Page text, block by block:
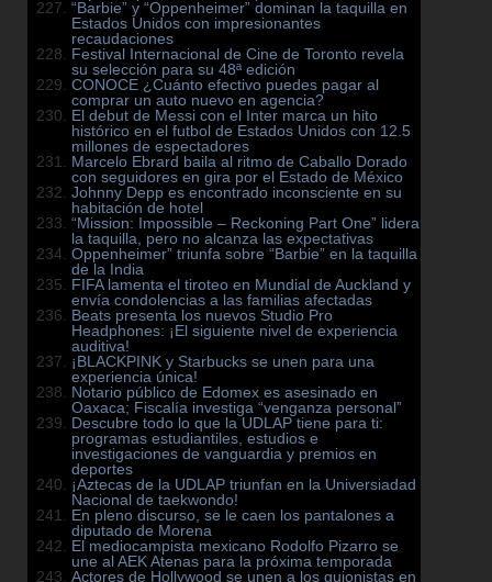
“Barbie” y “Oppenheimer” dominan la taquilla en
Estados Unidos con impresionantes
recaudaciones
Festival Internacional de Cine de Toronto revela
su selección para su 48ª edición
CONOCE ¿Cuánto efectivo puedes pagar al
comprar un auto nuevo en agencia?
El debut de Messi con el Inter marca un hito
histórico en el futbol de Estados Unidos con 12.5
millones de espectadores
Marcelo Ebrard baila al ritmo de Caballo Dorado
con seguidores en gira por el Estado de México
Johnny Depp es encontrado inconsciente en su
habitación de hotel
“Mission: Impossible – Reckoning Part One” lidera
la taquilla, pero no alcanza las expectativas
Oppenheimer” triunfa sobre “Barbie” en la taquilla
de la India
FIFA lamenta el tiroteo en Mundial de Auckland y
envía condolencias a las familias afectadas
Beats presenta los nuevos Studio Pro
Headphones: ¡El siguiente nivel de experiencia
auditiva!
¡BLACKPINK y Starbucks se unen para una
experiencia única!
Notario público de Edomex es asesinado en
Oaxaca; Fiscalía investiga “venganza personal”
Descubre todo lo que la UDLAP tiene para ti:
programas estudiantiles, estudios e
investigaciones de vanguardia y premios en
deportes
¡Aztecas de la UDLAP triunfan en la Universiadad
Nacional de taekwondo!
En pleno discurso, se le caen los pantalones a
diputado de Morena
El mediocampista mexicano Rodolfo Pizarro se
une al AEK Atenas para la próxima temporada
Actores de Hollywood se unen a los guionistas en